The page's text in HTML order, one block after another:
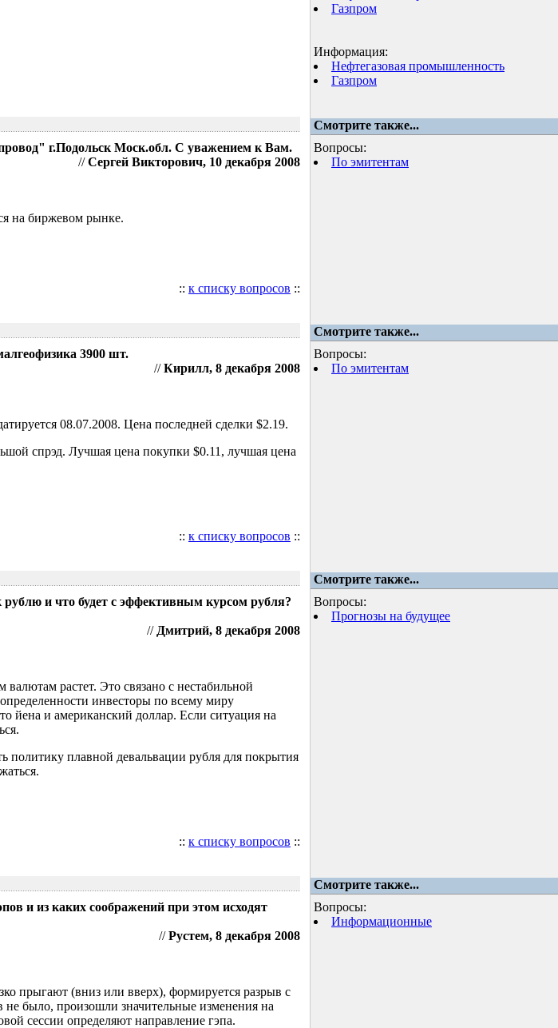
Газпром
Информация:
Нефтегазовая промышленность
Газпром
Смотрите также...
г.Подольск Моск.обл. С уважением к Вам.
//Сергей Викторович, 10 декабря 2008
на биржевом рынке.
:: к списку вопросов ::
Вопросы:
По эмитентам
Смотрите также...
3900 шт.
//Кирилл, 8 декабря 2008
08.07.2008. Цена последней сделки $2.19.
спрэд. Лучшая цена покупки $0.11, лучшая цена
:: к списку вопросов ::
Вопросы:
По эмитентам
Смотрите также...
и что будет с эффективным курсом рубля?
// Дмитрий, 8 декабря 2008
растет. Это связано с нестабильной
инвесторы по всему миру
йена и американский доллар. Если ситуация на
плавной девальвации рубля для покрытия
:: к списку вопросов ::
Вопросы:
Прогнозы на будущее
Смотрите также...
и из каких соображений при этом исходят
//Рустем, 8 декабря 2008
прыгают (вниз или вверх), формируется разрыв с
не было, произошли значительные изменения на
сессии определяют направление гэпа.
Вопросы:
Информационные